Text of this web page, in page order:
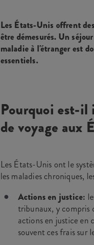
Les États-Unis offrent
être démesurés. Un
maladie à l'étranger est
essentiels.
Pourquoi est-il
de voyage aux
Les États-Unis ont le
les maladies chroniques,
Actions en justice:
tribunaux, y compris
actions en justice en
souvent ces frais sur